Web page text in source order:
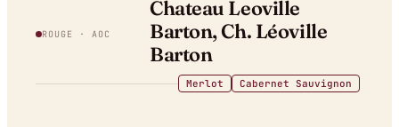
ROUGE · AOC
Chateau Leoville
Barton, Ch. Léoville
Barton
Merlot Cabernet Sauvignon